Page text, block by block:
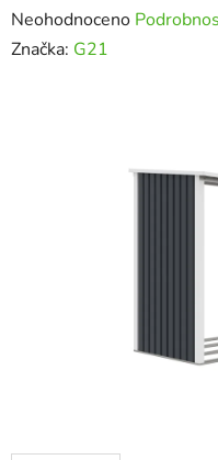
Průměrné
hodnocení
Neohodnoceno
Značka: G21